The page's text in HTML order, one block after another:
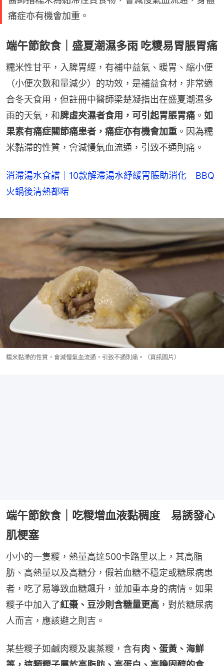
痛症亦有機會加重。
端午節飲食｜盛夏潮濕多雨 吃糭易胃脹胃痛
糯米性甘平，入脾胃經，有補中益氣、暖胃、縮小便
（小便次數和量減少）的功效，是補益食材，非常適
合冬天食用，但註冊中醫師梁楚凝指出在盛夏潮濕多
雨的天氣，和脾虛夾濕者食用，可引起胃脹胃痛 。 如
果素有痛症關節痛患者，痛症亦有機會加重 。因為糯
米黏滯的性質，會減慢氣血流通，引致不通則痛。
消滯湯水食譜｜10款解滯湯水紓緩胃脹助消化 BBQ
火鍋後清熱都啱
糯米黏滯的性質，會減慢氣血流通，引致不通則痛。（資訊圖片）
端午節飲食｜吃糉增血液黏稠度 易誘發心
肌梗塞
小小的一隻糉，熱量高達500卡路里以上，其高脂
肪、高熱量以及高糖分，假若血糖不穩定或糖尿病患
者，吃了易導致血糖飆升，並加重本身的病情。如果
糉子中加入了紅棗、豆沙則含糖量更高 ，對於糖尿病
人而言，應該避之則吉。
某些糉子如鹹肉糉及裏蒸糉，含有肉、蛋黃、海鮮